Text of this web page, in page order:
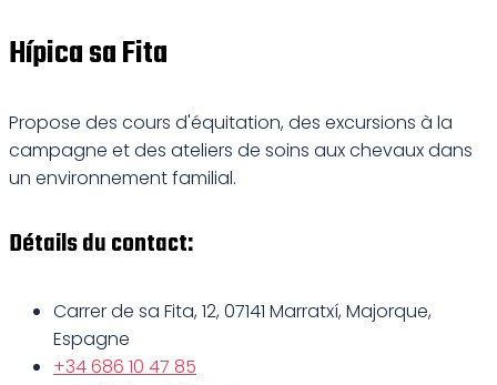
Hípica sa Fita
Propose des cours d'équitation, des excursions à la
campagne et des ateliers de soins aux chevaux dans
un environnement familial.
Détails du contact:
Carrer de sa Fita, 12, 07141 Marratxí, Majorque,
Espagne
+34 686 10 47 85